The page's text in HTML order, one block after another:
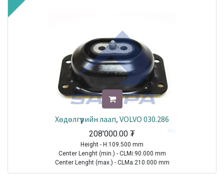
Хөдөлгүүрийн лаап, VOLVO 030.286
208'000.00 ₮
Height - H:109.500 mm
Center Lenght (min.) - CLMi:90.000 mm
Center Lenght (max.) - CLMa:210.000 mm
Hole Diameter (min.) - HDMi:13.500 mm